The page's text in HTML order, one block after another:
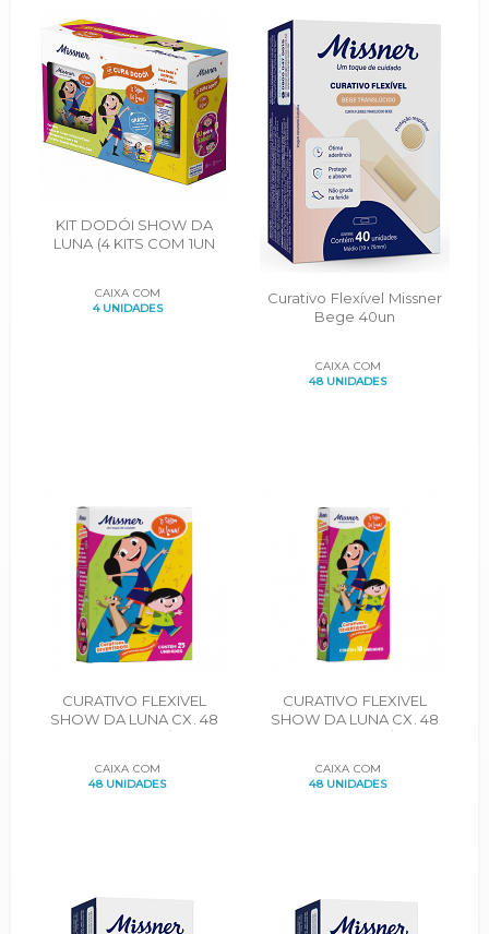
KIT DODÓI SHOW DA
LUNA (4 KITS COM 1UN
1UN CURATIVO LÍQUIDO
CAIXA COM
4 UNIDADES
Curativo Flexível Missner
Bege 40un
CAIXA COM
48 UNIDADES
CURATIVO FLEXIVEL
SHOW DA LUNA CX. 48
CAIXA COM
48 UNIDADES
CURATIVO FLEXIVEL
SHOW DA LUNA CX. 48
CAIXA COM
48 UNIDADES